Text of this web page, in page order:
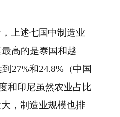
上述七国中制造业
高的是泰国和越
27%和24.8%（中国
和印尼虽然农业占比
，制造业规模也排